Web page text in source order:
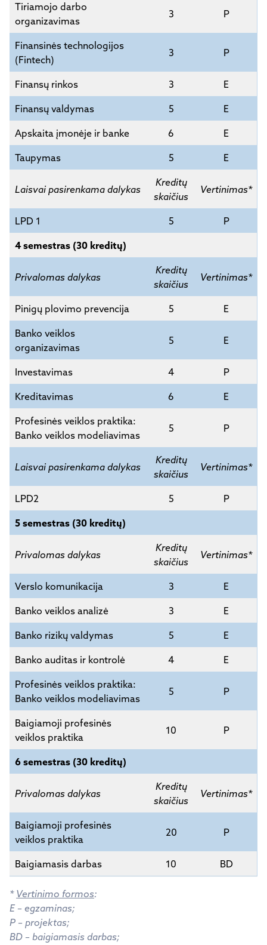
Tiriamojo darbo
organizavimas
3 P
Finansinės technologijos
(Fintech)
3 P
Finansų rinkos 3 E
Finansų valdymas 5 E
Apskaita įmonėje ir banke 6 E
Taupymas 5 E
Laisvai pasirenkama dalykas
Kreditų
skaičius
Vertinimas*
LPD 1 5 P
4 semestras (30 kreditų)
Privalomas dalykas
Kreditų
skaičius
Vertinimas*
Pinigų plovimo prevencija 5 E
Banko veiklos
organizavimas
5 E
Investavimas 4 P
Kreditavimas 6 E
Profesinės veiklos praktika:
Banko veiklos modeliavimas
5 P
Laisvai pasirenkama dalykas
Kreditų
skaičius
Vertinimas*
LPD2 5 P
5 semestras (30 kreditų)
Privalomas dalykas
Kreditų
skaičius
Vertinimas*
Verslo komunikacija 3 E
Banko veiklos analizė 3 E
Banko rizikų valdymas 5 E
Banko auditas ir kontrolė 4 E
Profesinės veiklos praktika:
Banko veiklos modeliavimas
5 P
Baigiamoji profesinės
veiklos praktika
10 P
6 semestras (30 kreditų)
Privalomas dalykas
Kreditų
skaičius
Vertinimas*
Baigiamoji profesinės
veiklos praktika
20 P
Baigiamasis darbas 10 BD
* Vertinimo formos:
E – egzaminas;
P – projektas;
BD – baigiamasis darbas;